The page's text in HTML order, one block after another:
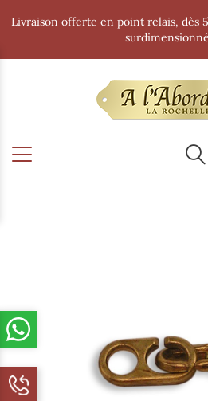
Livraison offerte en point relais, dès